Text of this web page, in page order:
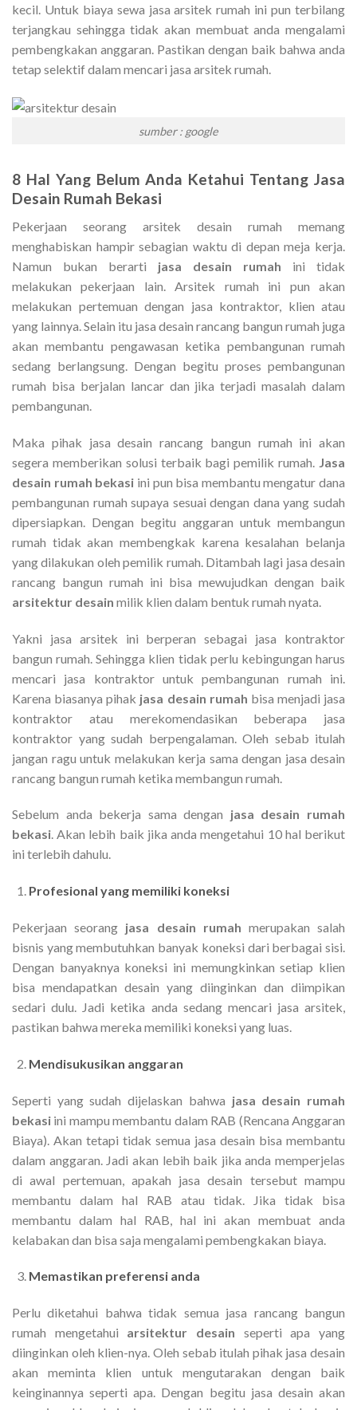
kecil. Untuk biaya sewa jasa arsitek rumah ini pun terbilang
terjangkau sehingga tidak akan membuat anda mengalami
pembengkakan anggaran. Pastikan dengan baik bahwa anda
tetap selektif dalam mencari jasa arsitek rumah.
sumber : google
8 Hal Yang Belum Anda Ketahui Tentang Jasa
Desain Rumah Bekasi
Pekerjaan seorang arsitek desain rumah memang
menghabiskan hampir sebagian waktu di depan meja kerja.
Namun bukan berarti jasa desain rumah ini tidak
melakukan pekerjaan lain. Arsitek rumah ini pun akan
melakukan pertemuan dengan jasa kontraktor, klien atau
yang lainnya. Selain itu jasa desain rancang bangun rumah juga
akan membantu pengawasan ketika pembangunan rumah
sedang berlangsung. Dengan begitu proses pembangunan
rumah bisa berjalan lancar dan jika terjadi masalah dalam
pembangunan.
Maka pihak jasa desain rancang bangun rumah ini akan
segera memberikan solusi terbaik bagi pemilik rumah.
Jasa
desain rumah bekasi ini pun bisa membantu mengatur dana
pembangunan rumah supaya sesuai dengan dana yang sudah
dipersiapkan. Dengan begitu anggaran untuk membangun
rumah tidak akan membengkak karena kesalahan belanja
yang dilakukan oleh pemilik rumah. Ditambah lagi jasa desain
rancang bangun rumah ini bisa mewujudkan dengan baik
arsitektur desain milik klien dalam bentuk rumah nyata.
Yakni jasa arsitek ini berperan sebagai jasa kontraktor
bangun rumah. Sehingga klien tidak perlu kebingungan harus
mencari jasa kontraktor untuk pembangunan rumah ini.
Karena biasanya pihak jasa desain rumah bisa menjadi jasa
kontraktor atau merekomendasikan beberapa jasa
kontraktor yang sudah berpengalaman. Oleh sebab itulah
jangan ragu untuk melakukan kerja sama dengan jasa desain
rancang bangun rumah ketika membangun rumah.
Sebelum anda bekerja sama dengan jasa desain rumah
bekasi. Akan lebih baik jika anda mengetahui 10 hal berikut
ini terlebih dahulu.
Profesional yang memiliki koneksi
Pekerjaan seorang jasa desain rumah merupakan salah
bisnis yang membutuhkan banyak koneksi dari berbagai sisi.
Dengan banyaknya koneksi ini memungkinkan setiap klien
bisa mendapatkan desain yang diinginkan dan diimpikan
sedari dulu. Jadi ketika anda sedang mencari jasa arsitek,
pastikan bahwa mereka memiliki koneksi yang luas.
Mendisukusikan anggaran
Seperti yang sudah dijelaskan bahwa jasa desain rumah
bekasi ini mampu membantu dalam RAB (Rencana Anggaran
Biaya). Akan tetapi tidak semua jasa desain bisa membantu
dalam anggaran. Jadi akan lebih baik jika anda memperjelas
di awal pertemuan, apakah jasa desain tersebut mampu
membantu dalam hal RAB atau tidak. Jika tidak bisa
membantu dalam hal RAB, hal ini akan membuat anda
kelabakan dan bisa saja mengalami pembengkakan biaya.
Memastikan preferensi anda
Perlu diketahui bahwa tidak semua jasa rancang bangun
rumah mengetahui arsitektur desain seperti apa yang
diinginkan oleh klien-nya. Oleh sebab itulah pihak jasa desain
akan meminta klien untuk mengutarakan dengan baik
keinginannya seperti apa. Dengan begitu jasa desain akan